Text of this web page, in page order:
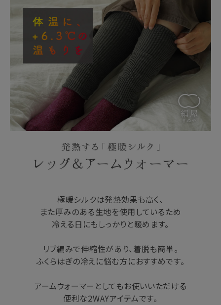
極暖シルクは発熱効果も高く、
また厚みのある生地を使用しているため
冷える日にもしっかりと暖めます。
リブ編みで伸縮性があり、着脱も簡単。
ふくらはぎの冷えに悩む方におすすめです。
アームウォーマーとしてもお使いいただける
便利な2WAYアイテムです。